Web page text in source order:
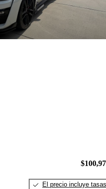
El precio incluye tasas